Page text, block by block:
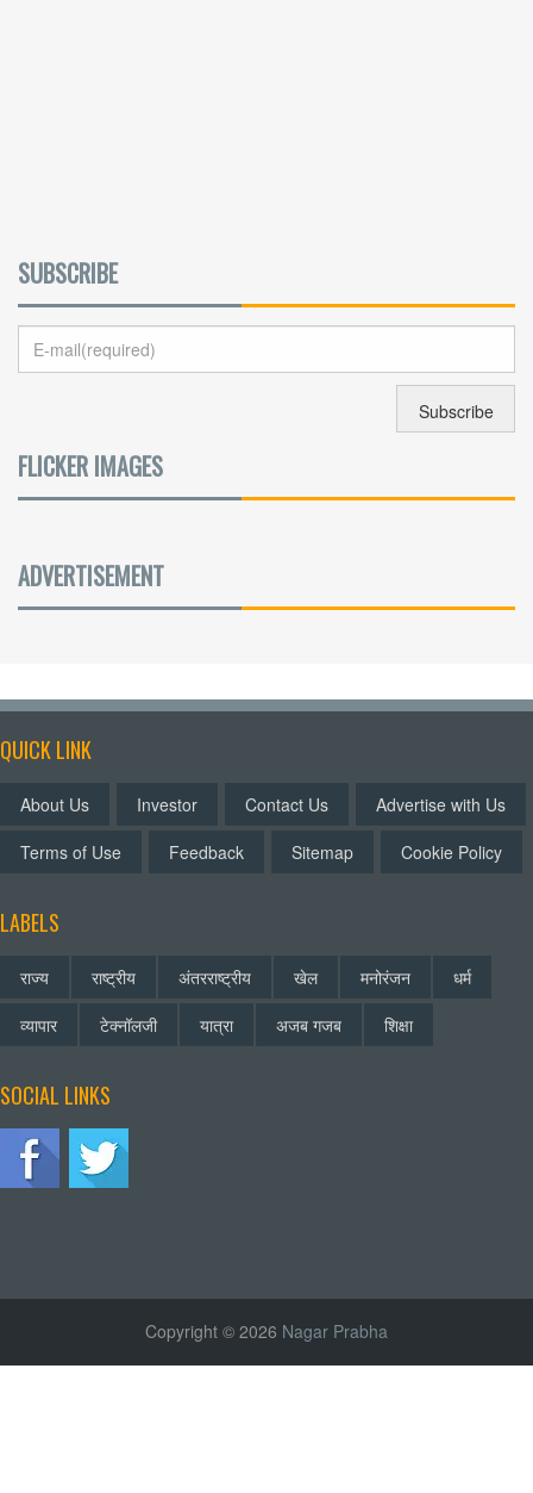
SUBSCRIBE
FLICKER IMAGES
ADVERTISEMENT
QUICK LINK
About Us Investor Contact Us
Advertise with Us
Terms of Use
Feedback Sitemap Cookie Policy
LABELS
राज्य राष्ट्रीय अंतरराष्ट्रीय खेल मनोरंजन
धर्म
व्यापार
टेक्नॉलजी यात्रा अजब गजब शिक्षा
SOCIAL LINKS
Copyright © 2026 Nagar Prabha